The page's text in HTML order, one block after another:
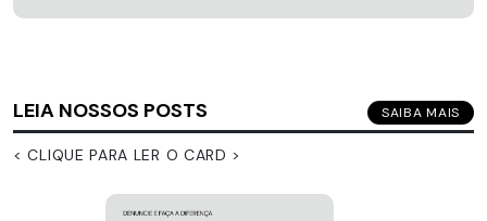
LEIA NOSSOS POSTS SAIBA MAIS
< CLIQUE PARA LER O CARD >